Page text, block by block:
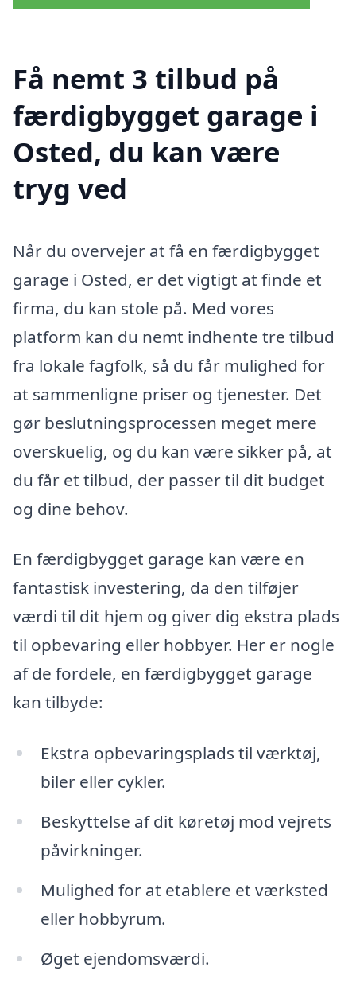
Få nemt 3 tilbud på
færdigbygget garage i
Osted, du kan være
tryg ved
Når du overvejer at få en færdigbygget
garage i Osted, er det vigtigt at finde et
firma, du kan stole på. Med vores
platform kan du nemt indhente tre tilbud
fra lokale fagfolk, så du får mulighed for
at sammenligne priser og tjenester. Det
gør beslutningsprocessen meget mere
overskuelig, og du kan være sikker på, at
du får et tilbud, der passer til dit budget
og dine behov.
En færdigbygget garage kan være en
fantastisk investering, da den tilføjer
værdi til dit hjem og giver dig ekstra plads
til opbevaring eller hobbyer. Her er nogle
af de fordele, en færdigbygget garage
kan tilbyde:
Ekstra opbevaringsplads til værktøj,
biler eller cykler.
Beskyttelse af dit køretøj mod vejrets
påvirkninger.
Mulighed for at etablere et værksted
eller hobbyrum.
Øget ejendomsværdi.